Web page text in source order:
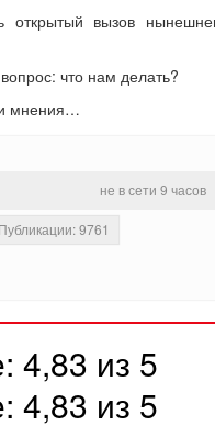
открытый вызов
что нам делать?
мнения…
не в сети 9 часов
Публикации: 9761